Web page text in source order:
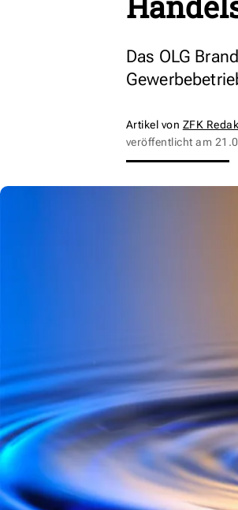
Das OLG
Artikel von ZFK
veröffentlicht am